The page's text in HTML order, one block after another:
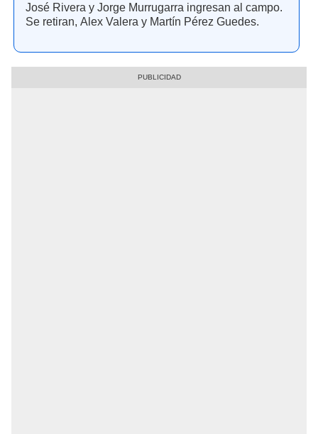
José Rivera y Jorge Murrugarra ingresan al campo.
Se retiran, Alex Valera y Martín Pérez Guedes.